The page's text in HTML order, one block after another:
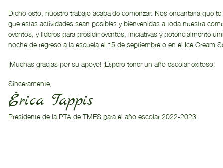
Dicho esto, nuestro trabajo acaba de comenzar. Nos encantaria que
que estas actividades sean posibles y bienvenidas a toda nuestra
eventos, y líderes para presidir eventos, iniciativas y potencialmente
noche de regreso a la escuela el 15 de septiembre o en el Ice Cream
¡Muchas gracias por su apoyo! ¡Espero tener un año escolar exitoso!
Sinceramente,
Érica Tappis
Presidente de la PTA de TMES para el año escolar 2022-2023